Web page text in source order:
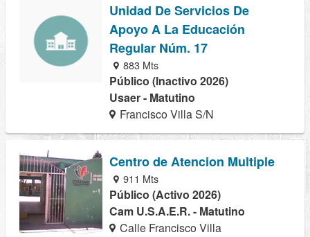
Unidad De Servicios De
Apoyo A La Educación
Regular Núm. 17
883 Mts
Público (Inactivo 2026)
Usaer - Matutino
Francisco Villa S/N
Centro de Atencion Multiple
911 Mts
Público (Activo 2026)
Cam U.S.A.E.R. - Matutino
Calle Francisco Villa